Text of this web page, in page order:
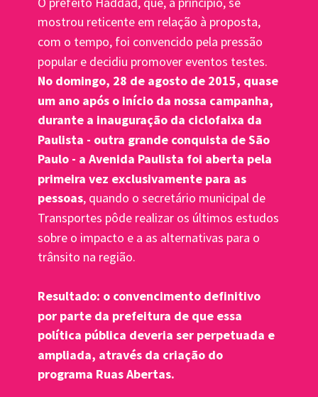
mostrou reticente em relação à proposta,
com o tempo, foi convencido pela pressão
No domingo, 28 de agosto de 2015, quase
um ano após o início da nossa campanha,
durante a inauguração da ciclofaixa da
Paulista - outra grande conquista de São
Paulo - a Avenida Paulista foi aberta pela
primeira vez exclusivamente para as
pessoas, quando o secretário municipal de
Transportes pôde realizar os últimos estudos
sobre o impacto e a as alternativas para o
trânsito na região.
Resultado: o convencimento definitivo
por parte da prefeitura de que essa
política pública deveria ser perpetuada e
ampliada, através da criação do
programa Ruas Abertas.